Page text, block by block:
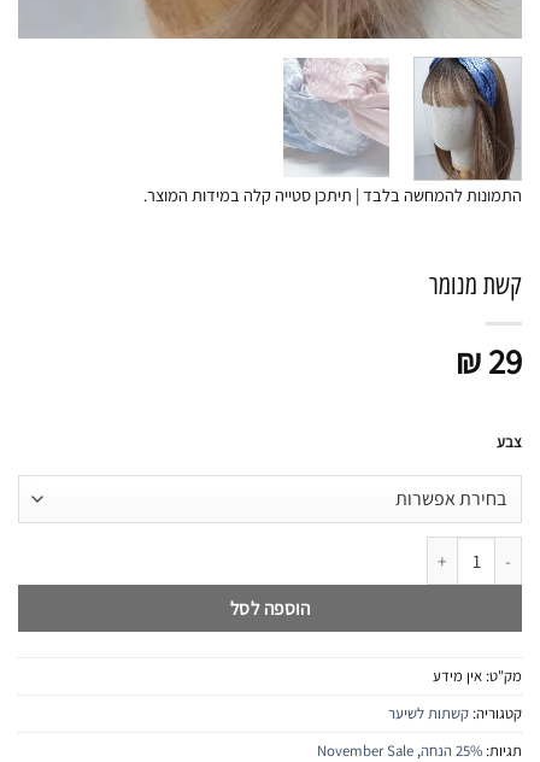
התמונות להמחשה בלבד | תיתכן סטייה קלה במידות המוצר.
קשת מנומר
₪29
צבע
כמות של קשת מנומר
הוספה לסל
מק"ט: אין מידע
קטגוריה: קשתות לשיער
תגיות: 25% הנחה ,
November Sale